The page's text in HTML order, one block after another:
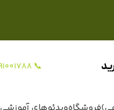
📞 05191001788